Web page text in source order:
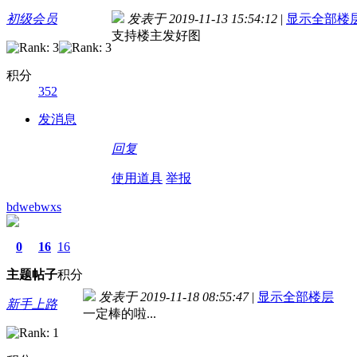
初级会员
积分
352
发消息
发表于 2019-11-13 15:54:12 | 显示全部楼
支持楼主发好图
回复
使用道具 举报
bdwebwxs
0
主题
16
帖子
16
积分
新手上路
发表于 2019-11-18 08:55:47 | 显示全部楼层
一定棒的啦...